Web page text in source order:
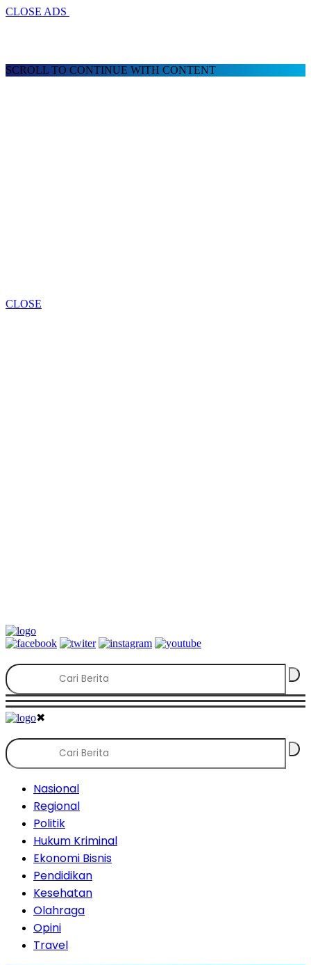
CLOSE ADS
SCROLL TO CONTINUE WITH CONTENT
CLOSE
✖
Nasional
Regional
Politik
Hukum Kriminal
Ekonomi Bisnis
Pendidikan
Kesehatan
Olahraga
Opini
Travel